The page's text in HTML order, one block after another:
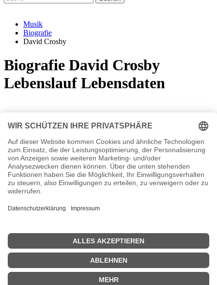
Musik
Biografie
David Crosby
Biografie David Crosby
Lebenslauf Lebensdaten
Die David Crosby Biografie ist derzeit in Bearbeitung
Siehe auchCrosby, Stills, Nash and Young
David Crosby Seiten, Steckbrief etc.
David Crosby Videos
1971 - If I Could Only Remember My Name... (
1993 - Thousand Roads
1995 - It's All Coming Back To Me Now…
2002 - Live
2002 - King Biscuit Flower Hour Presents